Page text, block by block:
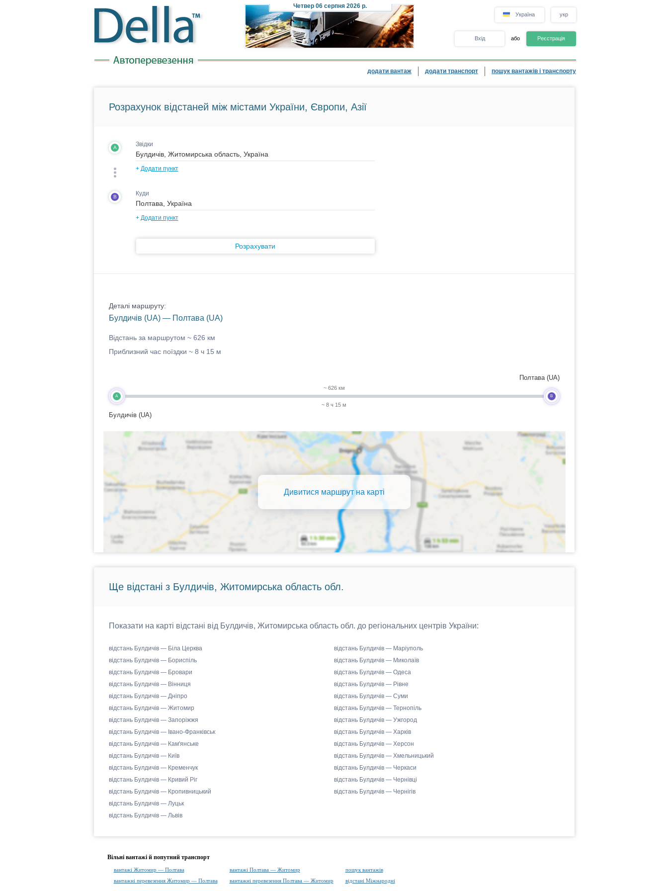
Четвер 06 серпня 2026 р.
Україна укр
Вхід або Реєстрація
додати вантаж додати транспорт пошук вантажів і транспорту
Розрахунок відстаней між містами України, Європи, Азії
A Звідки
+ Додати пункт
B Куди
+ Додати пункт
Розрахувати
Деталі маршруту:
Булдичів (UA) — Полтава (UA)
Відстань за маршрутом ~ 626 км
Приблизний час поїздки ~ 8 ч 15 м
A
Булдичів (UA)
~ 626 км
~ 8 ч 15 м
B
Полтава (UA)
Дивитися маршрут на карті
Ще відстані з Булдичів, Житомирська область обл.
Показати на карті відстані від Булдичів, Житомирська область обл. до регіональних центрів України:
відстань Булдичів — Біла Церква
відстань Булдичів — Бориспіль
відстань Булдичів — Бровари
відстань Булдичів — Вінниця
відстань Булдичів — Дніпро
відстань Булдичів — Житомир
відстань Булдичів — Запоріжжя
відстань Булдичів — Івано-Франківськ
відстань Булдичів — Кам'янське
відстань Булдичів — Київ
відстань Булдичів — Кременчук
відстань Булдичів — Кривий Ріг
відстань Булдичів — Кропивницький
відстань Булдичів — Луцьк
відстань Булдичів — Львів
відстань Булдичів — Маріуполь
відстань Булдичів — Миколаїв
відстань Булдичів — Одеса
відстань Булдичів — Рівне
відстань Булдичів — Суми
відстань Булдичів — Тернопіль
відстань Булдичів — Ужгород
відстань Булдичів — Харків
відстань Булдичів — Херсон
відстань Булдичів — Хмельницький
відстань Булдичів — Черкаси
відстань Булдичів — Чернівці
відстань Булдичів — Чернігів
Вільні вантажі й попутний транспорт
вантажі Житомир — Полтава вантажі Полтава — Житомир
пошук вантажів
вантажні перевезення Житомир — Полтава
вантажні перевезення Полтава — Житомир відстані Міжнародні